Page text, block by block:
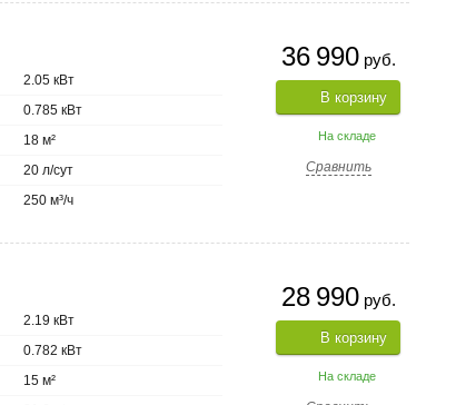
36 990руб.
В корзину
На складе
Сравнить
2.05 кВт
0.785 кВт
18 м²
20 л/сут
250 м³/ч
28 990руб.
В корзину
На складе
2.19 кВт
0.782 кВт
15 м²